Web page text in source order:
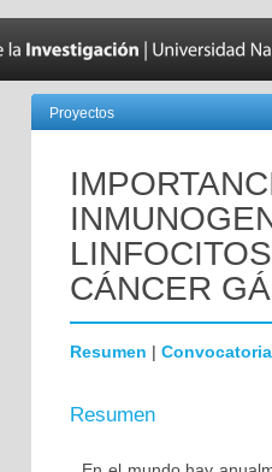
Proyectos
CÁNCER
Resumen | Convocatoria
Resumen